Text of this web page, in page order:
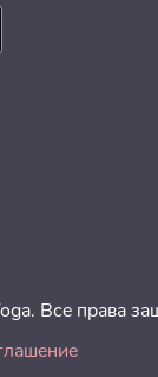
Все права